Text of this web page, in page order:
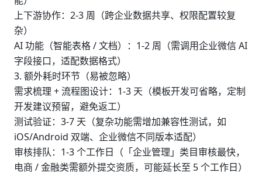
上下游协作：2-3 周（跨企业数据共享、权限配置较复
杂）
AI 功能（智能表格 / 文档）：1-2 周（需调用企业微信 AI
字段接口，适配数据格式）
3. 额外耗时环节（易被忽略）
需求梳理 + 流程图设计：1-3 天（模板开发可省略，定制
开发建议预留，避免返工）
测试验证：3-7 天（复杂功能需增加兼容性测试，如
iOS/Android 双端、企业微信不同版本适配）
审核排队：1-3 个工作日（「企业管理」类目审核最快，
电商 / 金融类需额外提交资质，可能延长至 5 个工作日）